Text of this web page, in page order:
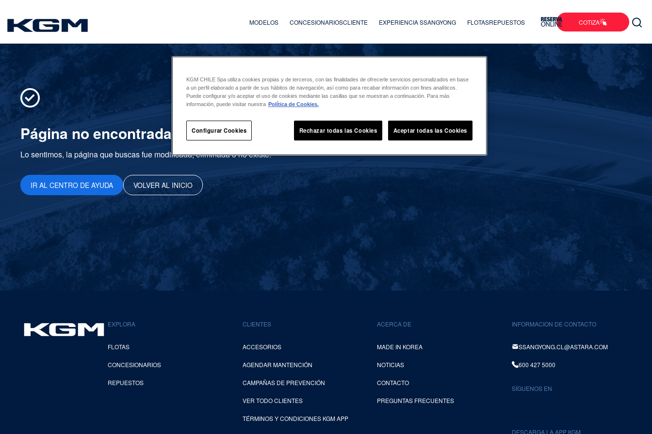
SsangYong MODELOS CONCESIONARIOSCLIENTE EXPERIENCIA SSANGYONG FLOTASREPUESTOS COTIZA
Página no encontrada
Lo sentimos, la página que buscas fue modificada, eliminada o no existe.
IR AL CENTRO DE AYUDA VOLVER AL INICIO
EXPLORA
FLOTAS
CONCESIONARIOS
REPUESTOS
CLIENTES
ACCESORIOS
AGENDAR MANTENCIÓN
CAMPAÑAS DE PREVENCIÓN
VER TODO CLIENTES
TÉRMINOS Y CONDICIONES KGM APP
ACERCA DE
MADE IN KOREA
NOTICIAS
CONTACTO
PREGUNTAS FRECUENTES
INFORMACION DE CONTACTO
SSANGYONG.CL@ASTARA.COM
600 427 5000
SÍGUENOS EN
DESCARGA LA APP KGM
KGM CHILE Spa utiliza cookies propias y de terceros, con las finalidades de ofrecerle servicios personalizados en base
a un perfil elaborado a partir de sus hábitos de navegación, así como para recabar información con fines analíticos.
Puede configurar y/o aceptar el uso de cookies mediante las casillas que se muestran a continuación. Para más
información, puede visitar nuestra Política de Cookies.
Configurar Cookies Rechazar todas las Cookies Aceptar todas las Cookies